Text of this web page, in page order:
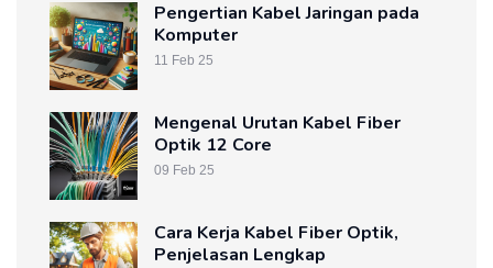
Pengertian Kabel Jaringan pada
Komputer
11 Feb 25
Mengenal Urutan Kabel Fiber
Optik 12 Core
09 Feb 25
Cara Kerja Kabel Fiber Optik,
Penjelasan Lengkap